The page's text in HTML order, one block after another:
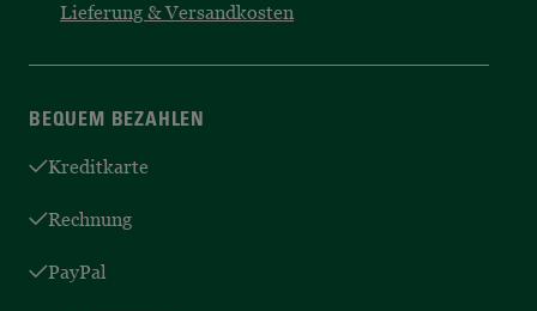
Lieferung & Versandkosten
BEQUEM BEZAHLEN
Kreditkarte
Rechnung
PayPal